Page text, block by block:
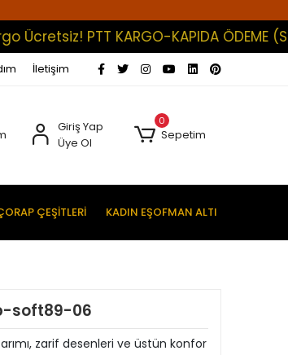
PTT KARGO-KAPIDA ÖDEME
İletişim
Giriş Yap
Üye Ol
0
Sepetim
ÇEŞİTLERİ KADIN EŞOFMAN ALTI
soft89-06
zarif desenleri ve üstün konfor